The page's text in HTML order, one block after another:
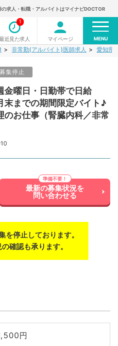
の求人・転職・アルバイトはマイナビDOCTOR
近見た求人
1
マイページ MENU
非常勤(アルバイト)医師求人 愛知県
募集停止
金曜日・日勤帯で日給
までの期間限定バイト♪
のお仕事（腎臓内科／非常
最新の募集状況を
問い合わせる
を停止しております。
確認も承ります。
円